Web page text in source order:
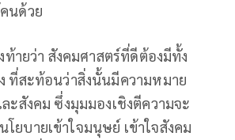
นด้วย
ท้ายว่า สังคมศาสตร์ที่ดีต้องมีทั้ง
ที่สะท้อนว่าสิ่งนั้นมีความหมาย
ะสังคม ซึ่งมุมมองเชิงตีความจะ
ยบายเข้าใจมนุษย์ เข้าใจสังคม